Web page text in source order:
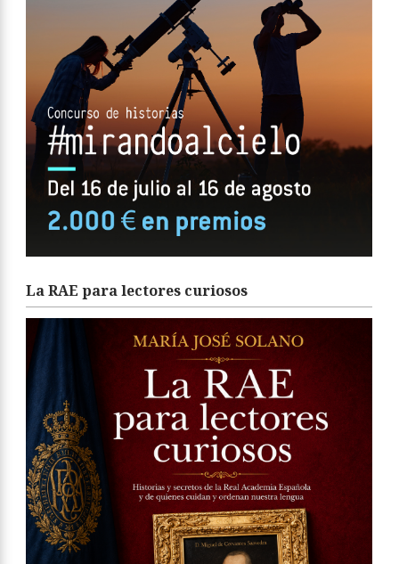
La RAE para lectores curiosos